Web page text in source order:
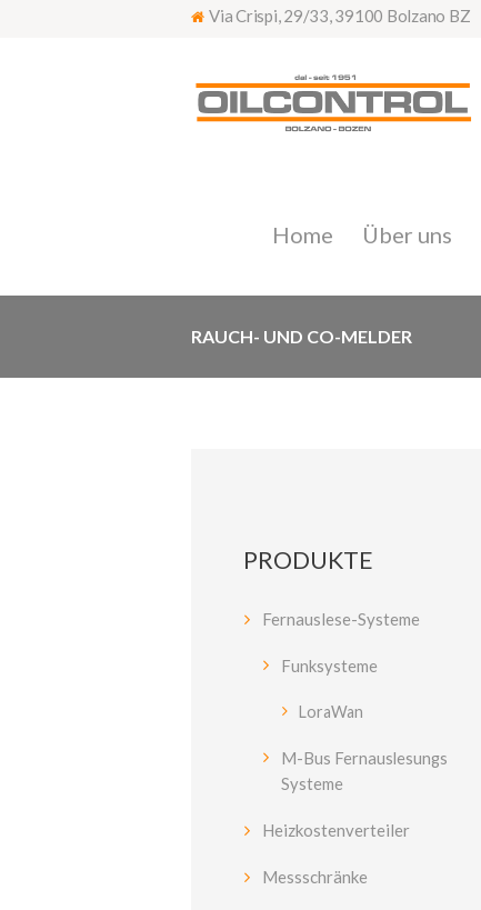
Via Crispi, 29/33, 39100 Bolzano BZ
Home Über uns
RAUCH- UND CO-MELDER
PRODUKTE
Fernauslese-Systeme
Funksysteme
LoraWan
M-Bus Fernauslesungs
Systeme
Heizkostenverteiler
Messschränke